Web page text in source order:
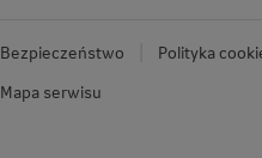
Bezpieczeństwo Polityka
Mapa serwisu